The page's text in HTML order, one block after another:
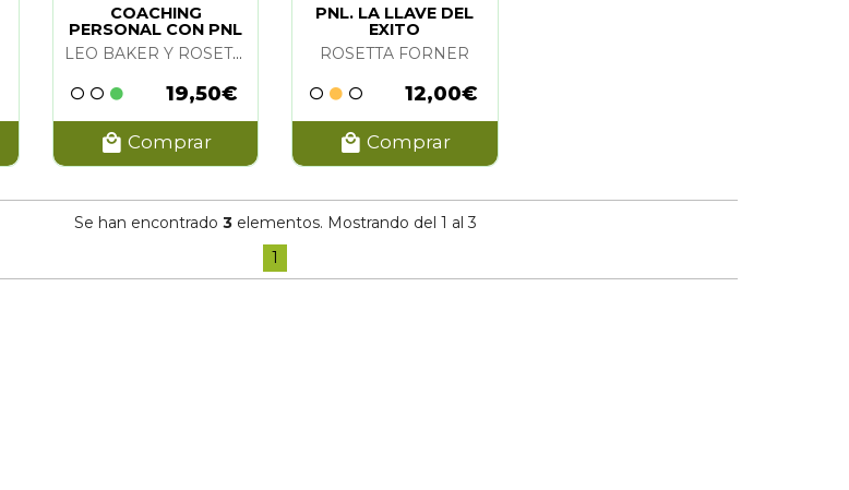
COACHING
PERSONAL CON PNL
LEO BAKER Y ROSETTA FORNER
19,50€
Comprar
PNL. LA LLAVE DEL
EXITO
ROSETTA FORNER
12,00€
Comprar
Se han encontrado 3elementos. Mostrando del 1 al 3
1